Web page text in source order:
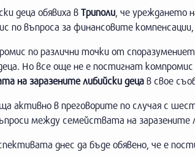
деца обявиха в Триполи, че уреждането
по въпроса за финансовите
по различни точки от
Но все още не е постигнат
на заразените либийски деца в свое
активно в преговорите по случая с
между семействата на заразените
днес да бъде обявено, че е